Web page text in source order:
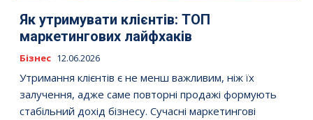
Як утримувати клієнтів: ТОП
маркетингових лайфхаків
Бізнес 12.06.2026
Утримання клієнтів є не менш важливим, ніж їх
залучення, адже саме повторні продажі формують
стабільний дохід бізнесу. Сучасні маркетингові